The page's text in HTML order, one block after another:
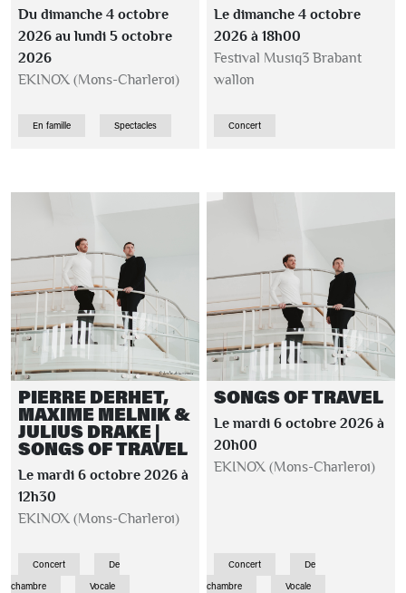
Du dimanche 4 octobre
2026 au lundi 5 octobre
2026
EKINOX (Mons-Charleroi)
En famille Spectacles
Le dimanche 4 octobre
2026 à 18h00
Festival Musiq3 Brabant
wallon
Concert
PIERRE DERHET,
MAXIME MELNIK &
JULIUS DRAKE |
SONGS OF TRAVEL
Le mardi 6 octobre 2026 à
12h30
EKINOX (Mons-Charleroi)
Concert
De
chambre
Vocale
SONGS OF TRAVEL
Le mardi 6 octobre 2026 à
20h00
EKINOX (Mons-Charleroi)
Concert
De
chambre
Vocale